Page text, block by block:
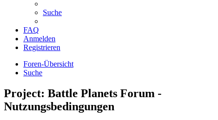
Suche
FAQ
Anmelden
Registrieren
Foren-Übersicht
Suche
Project: Battle Planets Forum -
Nutzungsbedingungen